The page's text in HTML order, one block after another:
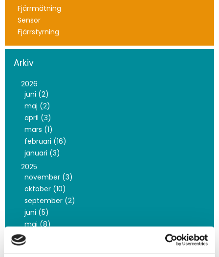
Fjärrmätning
Sensor
Fjärrstyrning
Arkiv
2026
juni (2)
maj (2)
april (3)
mars (1)
februari (16)
januari (3)
2025
november (3)
oktober (10)
september (2)
juni (5)
maj (8)
mars (5)
februari (9)